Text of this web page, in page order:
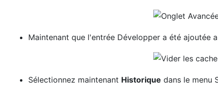
Maintenant que l'entrée Développer a été ajoutée
Sélectionnez maintenant Historique dans le menu